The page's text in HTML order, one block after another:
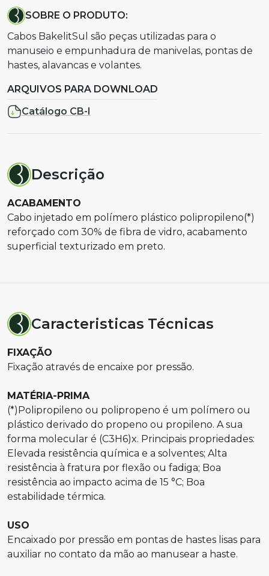
SOBRE O PRODUTO:
Cabos BakelitSul são peças utilizadas para o
manuseio e empunhadura de manivelas, pontas de
hastes, alavancas e volantes.
ARQUIVOS PARA DOWNLOAD
Catálogo CB-I
Descrição
ACABAMENTO
Cabo injetado em polímero plástico polipropileno(*)
reforçado com 30% de fibra de vidro, acabamento
superficial texturizado em preto.
Caracteristicas Técnicas
FIXAÇÃO
Fixação através de encaixe por pressão.
MATÉRIA-PRIMA
(*)Polipropileno ou polipropeno é um polímero ou
plástico derivado do propeno ou propileno. A sua
forma molecular é (C3H6)x. Principais propriedades:
Elevada resistência química e a solventes; Alta
resistência à fratura por flexão ou fadiga; Boa
resistência ao impacto acima de 15 °C; Boa
estabilidade térmica.
USO
Encaixado por pressão em pontas de hastes lisas para
auxiliar no contato da mão ao manusear a haste.